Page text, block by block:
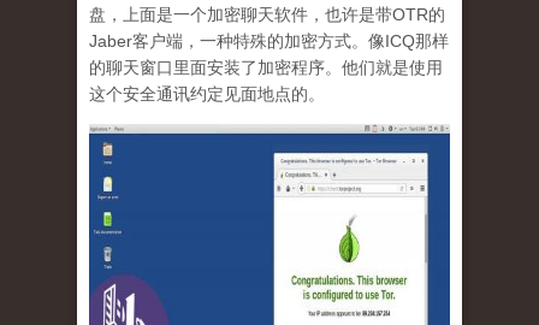
盘，上面是一个加密聊天软件，也许是带OTR的
Jaber客户端，一种特殊的加密方式。像ICQ那样
的聊天窗口里面安装了加密程序。他们就是使用
这个安全通讯约定见面地点的。